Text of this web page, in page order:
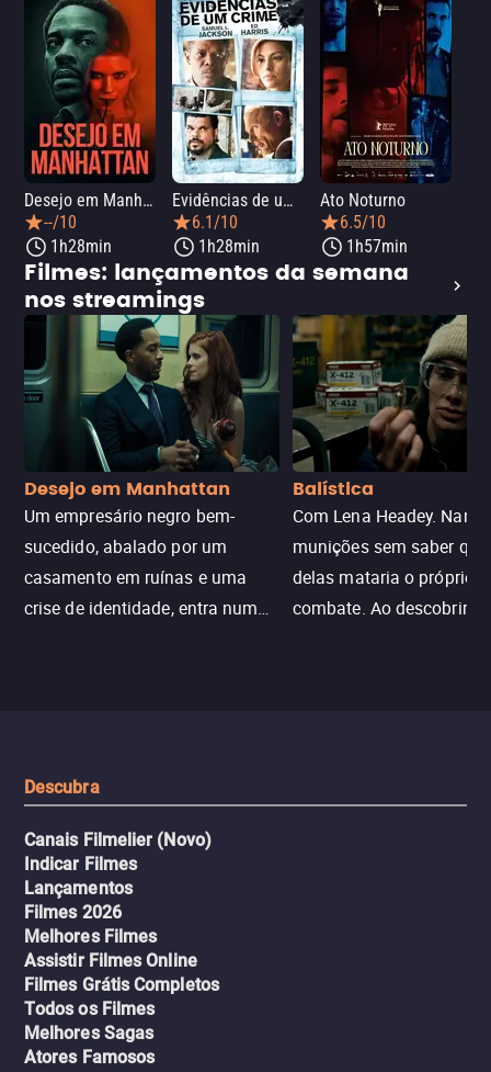
Desejo em Manhattan
--/10
1h28min
Evidências de um Crime
6.1/10
1h28min
Ato Noturno
6.5/10
1h57min
Filmes: lançamentos da semana
nos streamings
Desejo em Manhattan
Um empresário negro bem-
sucedido, abalado por um
casamento em ruínas e uma
crise de identidade, entra num
Balística
Com Lena Headey.
munições sem saber
delas mataria o próprio
combate. Ao descobrir a
Descubra
Canais Filmelier (Novo)
Indicar Filmes
Lançamentos
Filmes 2026
Melhores Filmes
Assistir Filmes Online
Filmes Grátis Completos
Todos os Filmes
Melhores Sagas
Atores Famosos